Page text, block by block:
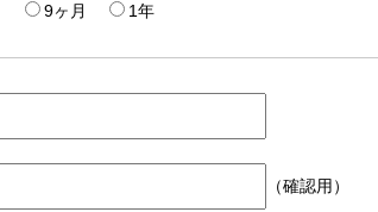
9ヶ月 1年
（確認用）